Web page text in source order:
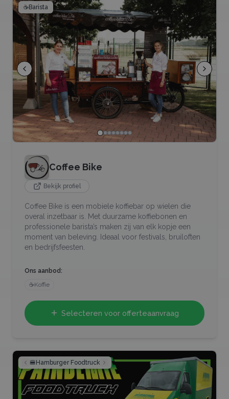
☕Barista
Coffee Bike
Bekijk profiel
Coffee Bike is een mobiele koffiebar op wielen die
overal inzetbaar is. Met duurzame koffiebonen en
professionele barista’s maken zij van elk kopje een
moment van beleving. Ideaal voor festivals, bruiloften
en bedrijfsfeesten.
Ons aanbod:
☕Koffie
Selecteren voor offerteaanvraag
🍔Hamburger Foodtruck